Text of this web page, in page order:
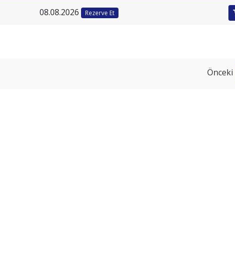
08.08.2026 Rezerve Et
Önceki